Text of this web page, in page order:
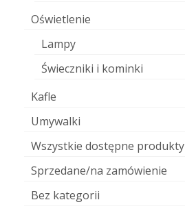
Oświetlenie
Lampy
Świeczniki i kominki
Kafle
Umywalki
Wszystkie dostępne produkty
Sprzedane/na zamówienie
Bez kategorii